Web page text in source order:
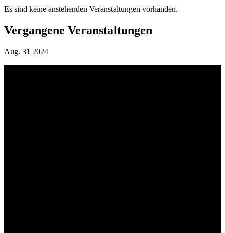
Es sind keine anstehenden Veranstaltungen vorhanden.
Vergangene Veranstaltungen
Aug. 31 2024